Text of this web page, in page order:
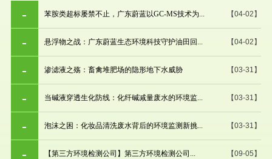
【04-02】
苯胺类超标屡禁不止，广东蔚蓝以GC-MS技术为...
【04-02】
悬浮物之战：广东蔚蓝生态环境科技守护油田回...
【03-31】
渗滤液之殇：畜禽堆肥场的隐形地下水威胁
【03-31】
当碱液穿透生化防线：化纤碱减量废水的环境监...
【03-31】
泡沫之困：化妆品清洗废水背后的环境监测新挑...
【09-05】
【第三方环境检测公司】第三方环境检测公司...